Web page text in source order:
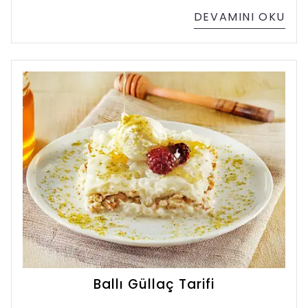
olur. Ülkemizdeki iklim farklılıkları ve bitki
örtüsü çeşitliliği, farklı özelliklere sahip bal
türlerinin üretilmesine olanak tanır. İşte
Türkiye’de en çok üretilen bal çeşitlerinden
bazıları:
DEVAMINI OKU
Ballı Güllaç Tarifi